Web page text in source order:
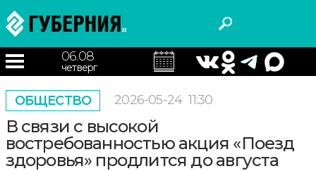
06.08
четверг
ОБЩЕСТВО 2026-05-24 11:30
В связи с высокой
востребованностью акция «Поезд
здоровья» продлится до августа